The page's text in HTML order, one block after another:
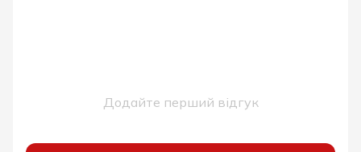
Додайте перший відгук